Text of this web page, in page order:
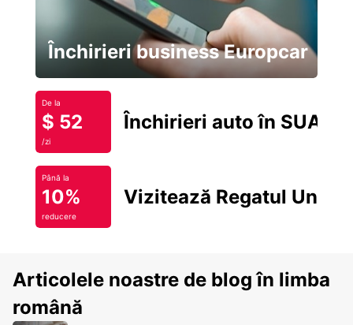
Închirieri business Europcar
De la
$ 52
/zi
Închirieri auto în SUA
Până la
10%
reducere
Vizitează Regatul Unit
Articolele noastre de blog în limba
română